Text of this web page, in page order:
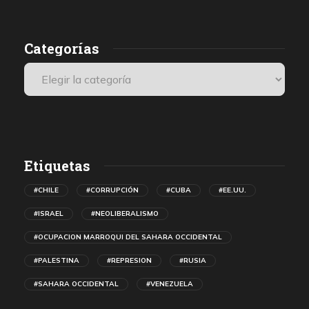
Categorías
Etiquetas
#CHILE #CORRUPCIÓN #CUBA #EE.UU.
#ISRAEL #NEOLIBERALISMO
#OCUPACION MARROQUI DEL SAHARA OCCIDENTAL
#PALESTINA #REPRESION #RUSIA
#SAHARA OCCIDENTAL #VENEZUELA